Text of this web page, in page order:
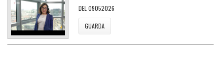
DEL 09052026
GUARDA